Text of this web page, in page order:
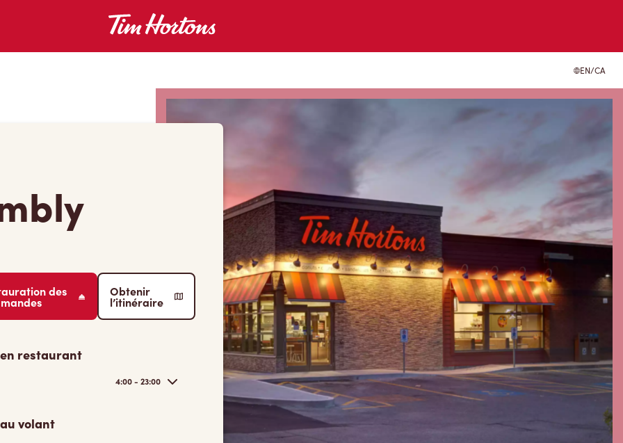
EN/CA
des Obtenir
l’itinéraire
restaurant
4:00 - 23:00
volant